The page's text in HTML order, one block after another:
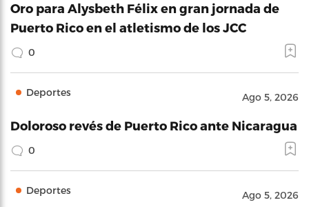
Oro para Alysbeth Félix en gran jornada de
Puerto Rico en el atletismo de los JCC
0
Deportes Ago 5, 2026
Doloroso revés de Puerto Rico ante Nicaragua
0
Deportes Ago 5, 2026